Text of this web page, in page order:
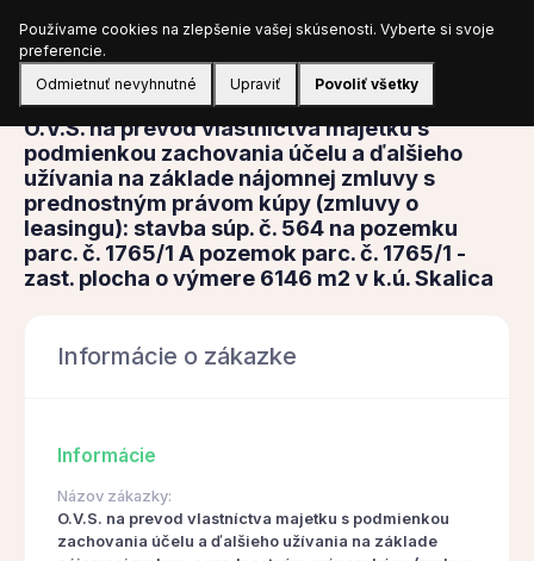
Prihlásiť sa
Obstarávanie
O.V.S. na prevod vlastníctva majetku s
podmienkou zachovania účelu a ďalšieho
užívania na základe nájomnej zmluvy s
prednostným právom kúpy (zmluvy o
leasingu): stavba súp. č. 564 na pozemku
parc. č. 1765/1 A pozemok parc. č. 1765/1 -
zast. plocha o výmere 6146 m2 v k.ú. Skalica
Informácie o zákazke
Informácie
Názov zákazky:
O.V.S. na prevod vlastníctva majetku s podmienkou
zachovania účelu a ďalšieho užívania na základe
Používame cookies na zlepšenie vašej skúsenosti. Vyberte si svoje
preferencie.
Odmietnuť nevyhnutné
Upraviť Povoliť všetky